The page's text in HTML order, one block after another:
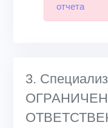
отчета
3.